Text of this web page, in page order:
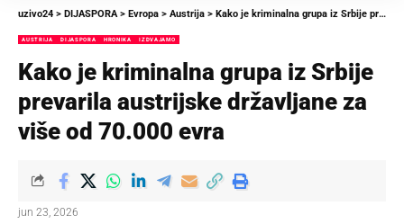
uzivo24 > DIJASPORA> Evropa > Austrija > Kako je kriminalna grupa iz Srbije prevarila austrijske državljane za više od 70.000 evra
AUSTRIJA DIJASPORA HRONIKA IZDVAJAMO
Kako je kriminalna grupa iz Srbije
prevarila austrijske državljane za
više od 70.000 evra
jun 23, 2026